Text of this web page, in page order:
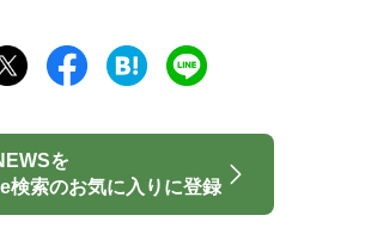
を
検索のお気に入りに登録